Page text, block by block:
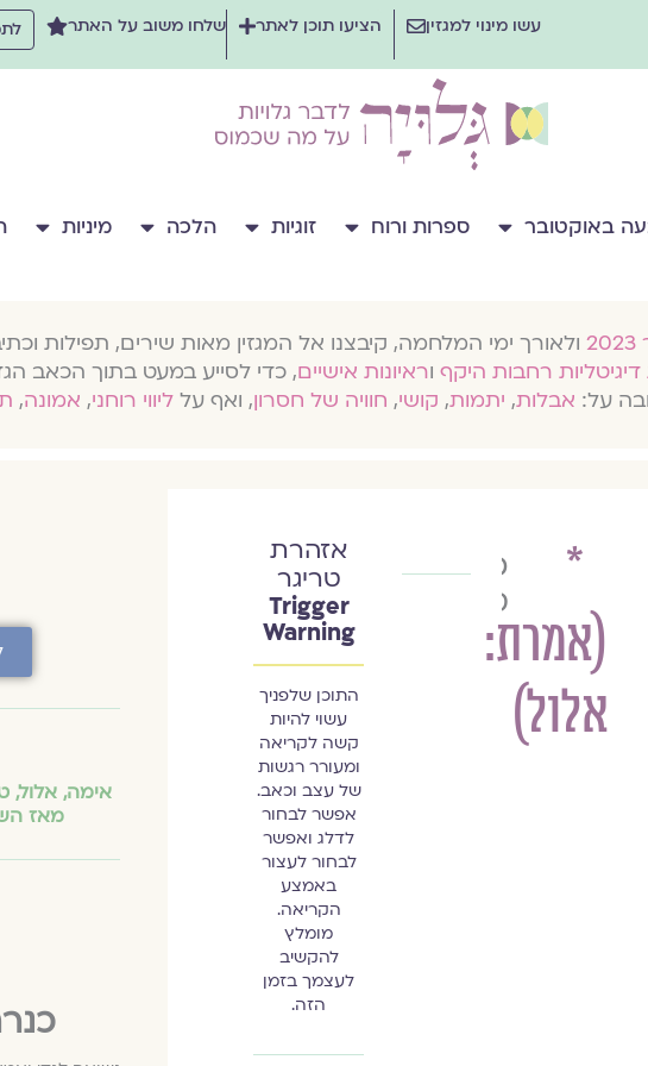
עשו מינוי למגזין הציעו תוכן לאתר שלחו משוב על האתר
באוקטובר ספרות ורוח זוגיות הלכה מיניות
ולאורך ימי המלחמה, קיבצנו אל המגזין מאות שירים, תפילות
רחבות היקף וראיונות אישיים, כדי לסייע במעט בתוך הכאב
על: אבלות, יתמות, קושי, חוויה של חסרון, ואף על ליווי רוחני, אמונה,
*
(אמרת:
אלול)
כנרת
סמואל-פולק
אזהרת
טריגר
Trigger
Warning
התוכן שלפניך
עשוי להיות
קשה לקריאה
ומעורר רגשות
של עצב וכאב.
אפשר לבחור
לדלג ואפשר
לבחור לעצור
באמצע
הקריאה.
מומלץ
להקשיב
לעצמך בזמן
הזה.
אימה, אלול,
מאז